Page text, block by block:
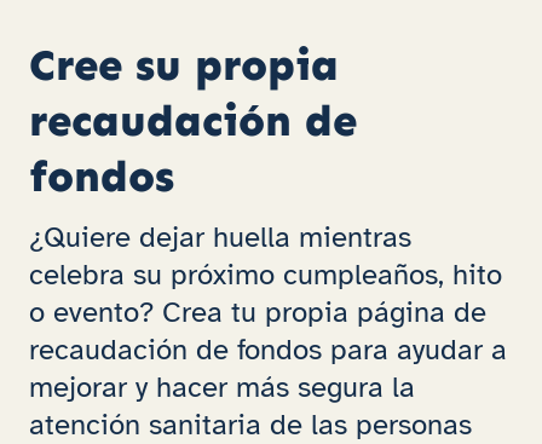
Cree su propia
recaudación de
fondos
¿Quiere dejar huella mientras
celebra su próximo cumpleaños, hito
o evento? Crea tu propia página de
recaudación de fondos para ayudar a
mejorar y hacer más segura la
atención sanitaria de las personas